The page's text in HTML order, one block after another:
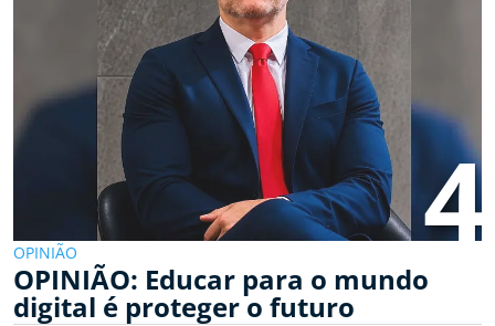
4
OPINIÃO
OPINIÃO: Educar para o mundo
digital é proteger o futuro